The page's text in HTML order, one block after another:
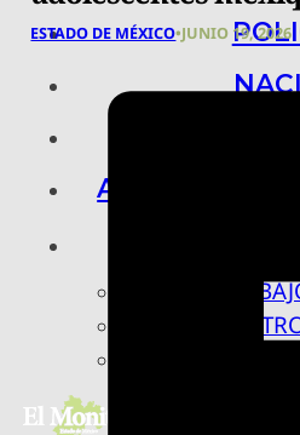
ARTE,
ESTADO DE MÉXICO•JUNIO 19, 2026